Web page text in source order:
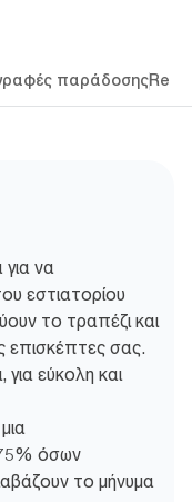
παράδοσης
να
εστιατορίου
το τραπέζι και
επισκέπτες σας.
για εύκολη και
όσων
το μήνυμα